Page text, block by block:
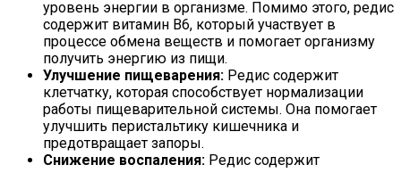
уровень энергии в организме. Помимо этого, редис
содержит витамин B6, который участвует в
процессе обмена веществ и помогает организму
получить энергию из пищи.
Улучшение пищеварения: Редис содержит
клетчатку, которая способствует нормализации
работы пищеварительной системы. Она помогает
улучшить перистальтику кишечника и
предотвращает запоры.
Снижение воспаления: Редис содержит